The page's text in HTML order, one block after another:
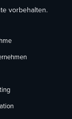
vorbehalten.